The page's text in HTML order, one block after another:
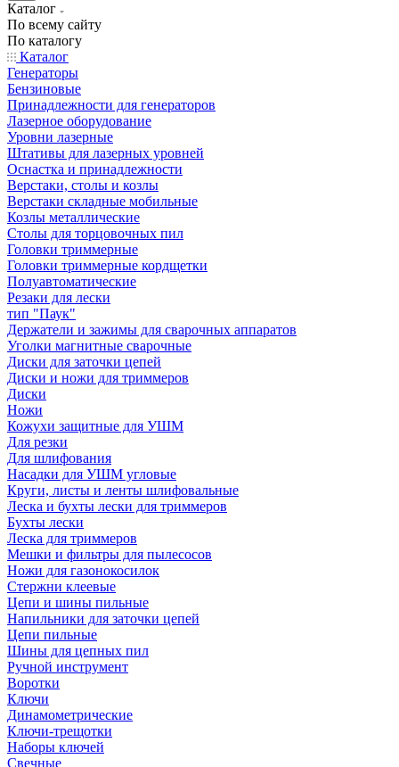
Каталог
По всему сайту
По каталогу
Каталог
Генераторы
Бензиновые
Принадлежности для генераторов
Лазерное оборудование
Уровни лазерные
Штативы для лазерных уровней
Оснастка и принадлежности
Верстаки, столы и козлы
Верстаки складные мобильные
Козлы металлические
Столы для торцовочных пил
Головки триммерные
Головки триммерные кордщетки
Полуавтоматические
Резаки для лески
тип "Паук"
Держатели и зажимы для сварочных аппаратов
Уголки магнитные сварочные
Диски для заточки цепей
Диски и ножи для триммеров
Диски
Ножи
Кожухи защитные для УШМ
Для резки
Для шлифования
Насадки для УШМ угловые
Круги, листы и ленты шлифовальные
Леска и бухты лески для триммеров
Бухты лески
Леска для триммеров
Мешки и фильтры для пылесосов
Ножи для газонокосилок
Стержни клеевые
Цепи и шины пильные
Напильники для заточки цепей
Цепи пильные
Шины для цепных пил
Ручной инструмент
Воротки
Ключи
Динамометрические
Ключи-трещотки
Наборы ключей
Свечные